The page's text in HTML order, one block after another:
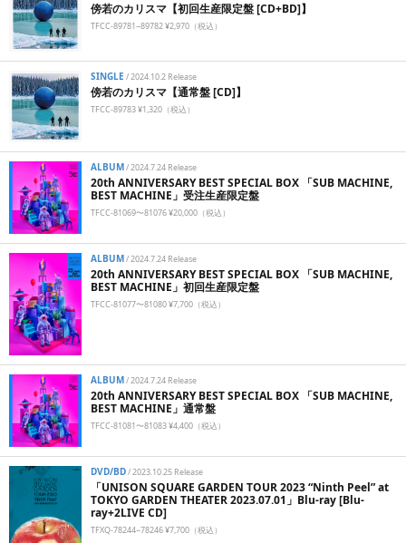
傍若のカリスマ【初回生産限定盤 [CD+BD]】
TFCC-89781~89782 ¥2,970（税込）
SINGLE /2024.10.2 Release
傍若のカリスマ【通常盤 [CD]】
TFCC-89783 ¥1,320（税込）
ALBUM/2024.7.24 Release
20th ANNIVERSARY BEST SPECIAL BOX 「SUB MACHINE,
BEST MACHINE」受注生産限定盤
TFCC-81069〜81076 ¥20,000（税込）
ALBUM/2024.7.24 Release
20th ANNIVERSARY BEST SPECIAL BOX 「SUB MACHINE,
BEST MACHINE」初回生産限定盤
TFCC-81077〜81080 ¥7,700（税込）
ALBUM/2024.7.24 Release
20th ANNIVERSARY BEST SPECIAL BOX 「SUB MACHINE,
BEST MACHINE」通常盤
TFCC-81081〜81083 ¥4,400（税込）
DVD/BD/2023.10.25 Release
「UNISON SQUARE GARDEN TOUR 2023 “Ninth Peel” at
TOKYO GARDEN THEATER 2023.07.01」Blu-ray [Blu-
ray+2LIVE CD]
TFXQ-78244~78246 ¥7,700（税込）